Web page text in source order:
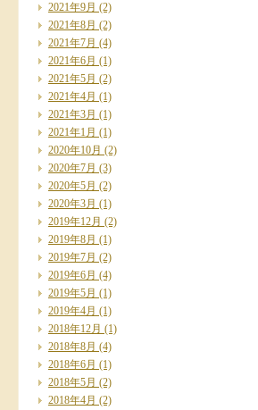
2021年9月 (2)
2021年8月 (2)
2021年7月 (4)
2021年6月 (1)
2021年5月 (2)
2021年4月 (1)
2021年3月 (1)
2021年1月 (1)
2020年10月 (2)
2020年7月 (3)
2020年5月 (2)
2020年3月 (1)
2019年12月 (2)
2019年8月 (1)
2019年7月 (2)
2019年6月 (4)
2019年5月 (1)
2019年4月 (1)
2018年12月 (1)
2018年8月 (4)
2018年6月 (1)
2018年5月 (2)
2018年4月 (2)